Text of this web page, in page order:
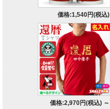
価格:1,540円(税込)
価格:2,970円(税込)～